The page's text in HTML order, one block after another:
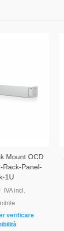
Mount OCD
Rack-Panel-
1U
IVA incl.
verificare